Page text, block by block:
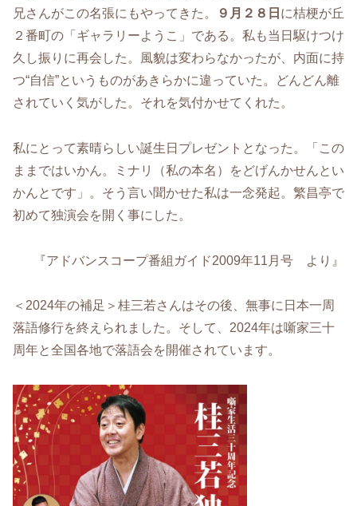
兄さんがこの名張にもやってきた。
９月２８日 に桔梗が丘
２番町の「ギャラリーようこ」である。私も当日駆けつけ
久し振りに再会した。風貌は変わらなかったが、内面に持
つ“自信”というものがあきらかに違っていた。どんどん離
されていく気がした。それを気付かせてくれた。
私にとって素晴らしい誕生日プレゼントとなった。「この
ままではいかん。ミナリ（私の本名）をどげんかせんとい
かんとです」。そう言い聞かせた私は一念発起。繁昌亭で
初めて独演会を開く事にした。
『アドバンスコープ番組ガイド2009年11月号 より』
＜2024年の補足＞桂三若さんはその後、無事に日本一周
落語修行を終えられました。そして、2024年は噺家三十
周年と全国各地で落語会を開催されています。